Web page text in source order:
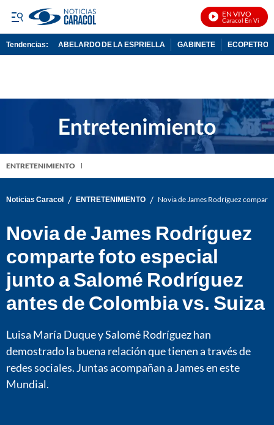
EN VIVO
Noticias Caracol En Vivo
Tendencias: ABELARDO DE LA ESPRIELLA GABINETE ECOPETROL
ENTRETENIMIENTO
Noticias Caracol / ENTRETENIMIENTO / Novia de James Rodríguez
Novia de James Rodríguez
comparte foto especial
junto a Salomé Rodríguez
antes de Colombia vs. Suiza
Luisa María Duque y Salomé Rodríguez han
demostrado la buena relación que tienen a través de
redes sociales. Juntas acompañan a James en este
Mundial.